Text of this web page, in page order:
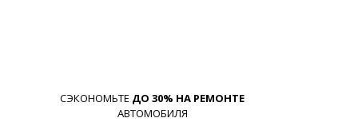
СЭКОНОМЬТЕ ДО 30% НА РЕМОНТЕ
АВТОМОБИЛЯ